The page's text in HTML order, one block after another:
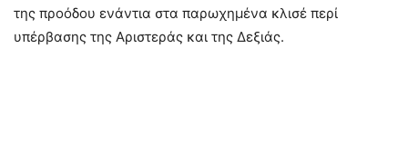
της προόδου ενάντια στα παρωχημένα κλισέ περί
υπέρβασης της Αριστεράς και της Δεξιάς.